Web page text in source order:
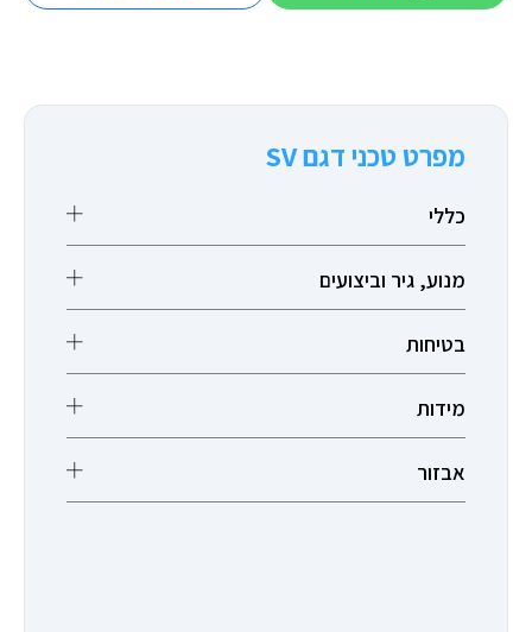
מפרט טכני דגם SV
כללי
מנוע, גיר וביצועים
בטיחות
מידות
אבזור